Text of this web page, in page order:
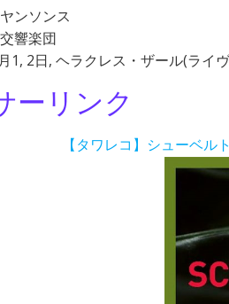
ンソンス
響楽団
1, 2日, ヘラクレス・ザール(ライ
ーリンク
【タワレコ】シューベル